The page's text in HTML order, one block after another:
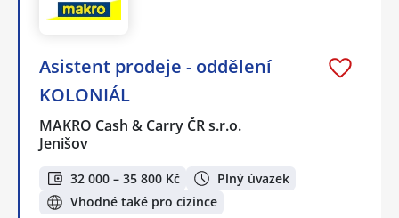
Asistent prodeje - oddělení
KOLONIÁL
MAKRO Cash & Carry ČR s.r.o.
Jenišov
32 000 – 35 800 Kč
Plný úvazek
Vhodné také pro cizince